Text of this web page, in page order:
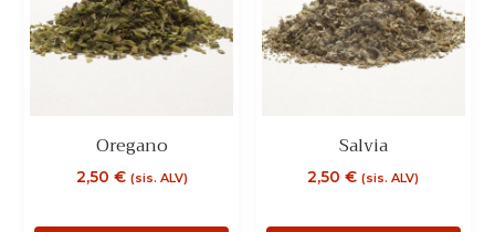
Oregano
2,50 € (sis. ALV)
Salvia
2,50€ (sis. ALV)